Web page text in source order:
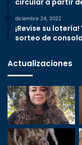
circular a partir
diciembre 24, 2022
¡Revise su
sorteo de
Actualizaciones